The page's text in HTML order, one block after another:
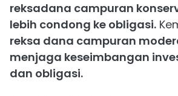
reksadana campuran
lebih condong ke obligasi.
reksa dana campuran
menjaga keseimbangan
dan obligasi.